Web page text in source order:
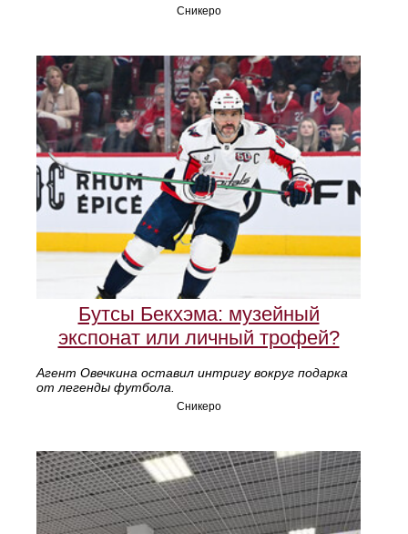
Сникеро
Бутсы Бекхэма: музейный
экспонат или личный трофей?
Агент Овечкина оставил интригу вокруг подарка
от легенды футбола.
Сникеро